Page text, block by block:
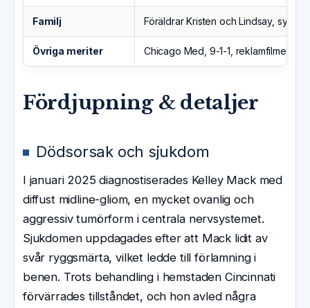
Familj Föräldrar Kristen och Lindsay, syster
Övriga meriter Chicago Med, 9-1-1, reklamfilmer
Fördjupning & detaljer
Dödsorsak och sjukdom
I januari 2025 diagnostiserades Kelley Mack med
diffust midline-gliom, en mycket ovanlig och
aggressiv tumörform i centrala nervsystemet.
Sjukdomen uppdagades efter att Mack lidit av
svår ryggsmärta, vilket ledde till förlamning i
benen. Trots behandling i hemstaden Cincinnati
förvärrades tillståndet, och hon avled några